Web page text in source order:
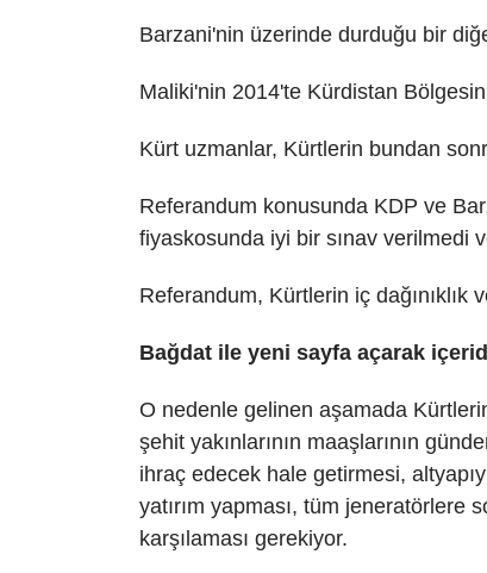
Barzani'nin üzerinde durduğu bir
Maliki'nin 2014'te Kürdistan
Kürt uzmanlar, Kürtlerin bundan
Referandum konusunda KDP ve
fiyaskosunda iyi bir sınav verilmedi
Referandum, Kürtlerin iç dağınıklık
Bağdat ile yeni sayfa açarak
O nedenle gelinen aşamada
şehit yakınlarının maaşlarının
ihraç edecek hale getirmesi,
yatırım yapması, tüm
karşılaması gerekiyor.